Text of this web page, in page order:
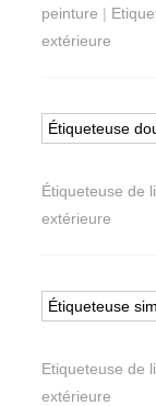
peinture |
extérieure
Étiqueteuse
Étiqueteuse de
extérieure
Étiqueteuse
Etiqueteuse de
extérieure